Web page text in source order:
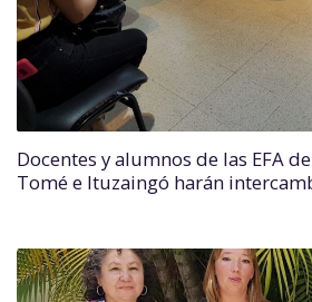
Docentes y alumnos de las EFA
Tomé e Ituzaingó harán